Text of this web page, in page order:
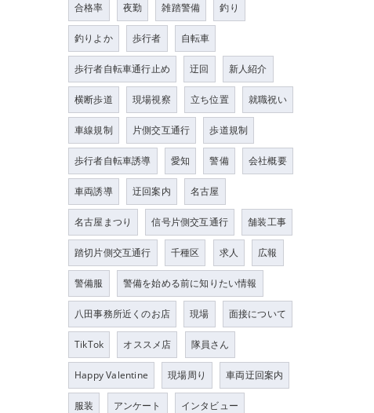
合格率 夜勤 雑踏警備 釣り
釣りよか 歩行者 自転車
歩行者自転車通行止め 迂回 新人紹介
横断歩道 現場視察 立ち位置 就職祝い
車線規制 片側交互通行 歩道規制
歩行者自転車誘導 愛知 警備 会社概要
車両誘導 迂回案内 名古屋
名古屋まつり 信号片側交互通行 舗装工事
踏切片側交互通行 千種区 求人 広報
警備服 警備を始める前に知りたい情報
八田事務所近くのお店 現場 面接について
TikTok オススメ店 隊員さん
Happy Valentine 現場周り 車両迂回案内
服装 アンケート インタビュー